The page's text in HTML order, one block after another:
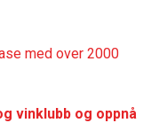
med over 2000
vinklubb og oppnå